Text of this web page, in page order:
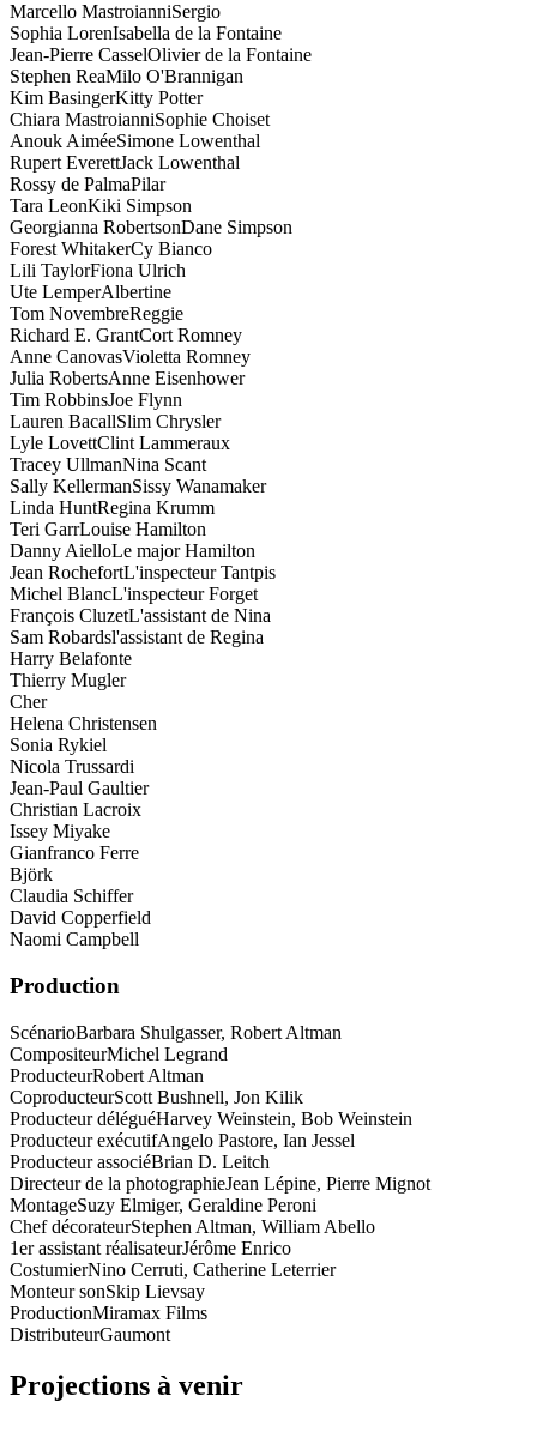
Marcello MastroianniSergio
Sophia LorenIsabella de la Fontaine
Jean-Pierre CasselOlivier de la Fontaine
Stephen ReaMilo O'Brannigan
Kim BasingerKitty Potter
Chiara MastroianniSophie Choiset
Anouk AiméeSimone Lowenthal
Rupert EverettJack Lowenthal
Rossy de PalmaPilar
Tara LeonKiki Simpson
Georgianna RobertsonDane Simpson
Forest WhitakerCy Bianco
Lili TaylorFiona Ulrich
Ute LemperAlbertine
Tom NovembreReggie
Richard E. GrantCort Romney
Anne CanovasVioletta Romney
Julia RobertsAnne Eisenhower
Tim RobbinsJoe Flynn
Lauren BacallSlim Chrysler
Lyle LovettClint Lammeraux
Tracey UllmanNina Scant
Sally KellermanSissy Wanamaker
Linda HuntRegina Krumm
Teri GarrLouise Hamilton
Danny AielloLe major Hamilton
Jean RochefortL'inspecteur Tantpis
Michel BlancL'inspecteur Forget
François CluzetL'assistant de Nina
Sam Robardsl'assistant de Regina
Harry Belafonte
Thierry Mugler
Cher
Helena Christensen
Sonia Rykiel
Nicola Trussardi
Jean-Paul Gaultier
Christian Lacroix
Issey Miyake
Gianfranco Ferre
Björk
Claudia Schiffer
David Copperfield
Naomi Campbell
Production
ScénarioBarbara Shulgasser, Robert Altman
CompositeurMichel Legrand
ProducteurRobert Altman
CoproducteurScott Bushnell, Jon Kilik
Producteur déléguéHarvey Weinstein, Bob Weinstein
Producteur exécutifAngelo Pastore, Ian Jessel
Producteur associéBrian D. Leitch
Directeur de la photographieJean Lépine, Pierre Mignot
MontageSuzy Elmiger, Geraldine Peroni
Chef décorateurStephen Altman, William Abello
1er assistant réalisateurJérôme Enrico
CostumierNino Cerruti, Catherine Leterrier
Monteur sonSkip Lievsay
ProductionMiramax Films
DistributeurGaumont
Projections à venir